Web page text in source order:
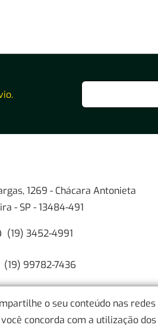
1269 - Chácara Antonieta
- SP -13484-491
(19) 3452-4991
(19) 99782-7436
o seu conteúdo nas
concorda com a utilização